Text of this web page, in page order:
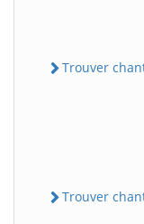
Trouver
Trouver